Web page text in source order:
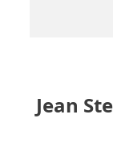
Jean